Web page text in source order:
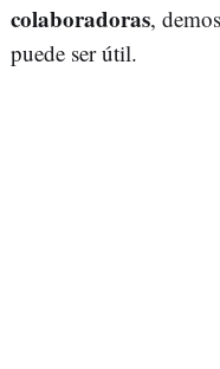
colaboradoras,
puede ser útil.